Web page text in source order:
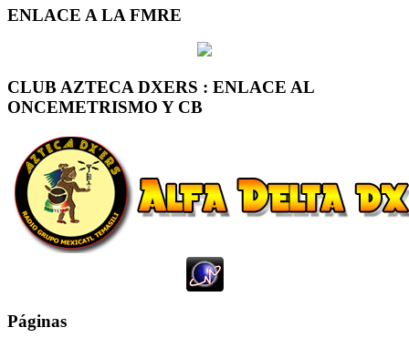
ENLACE A LA FMRE
CLUB AZTECA DXERS : ENLACE AL
ONCEMETRISMO Y CB
Páginas